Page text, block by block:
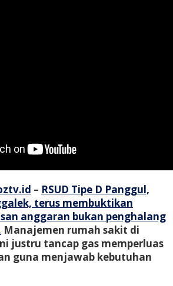
– RSUD Tipe D Panggul,
terus membuktikan
anggaran bukan penghalang
Manajemen rumah sakit di
justru tancap gas memperluas
guna menjawab kebutuhan